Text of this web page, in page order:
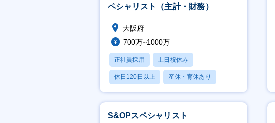
ペシャリスト（主計・財務）
大阪府
700万~1000万
正社員採用 土日祝休み
休日120日以上 産休・育休あり
賞与あり
S&OPスペシャリスト